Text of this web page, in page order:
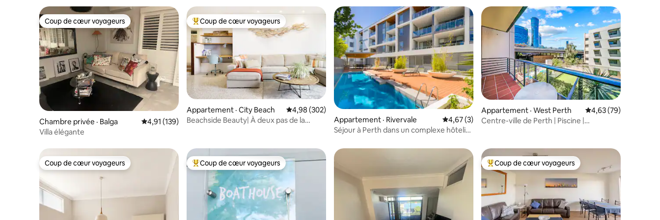
Coup de cœur voyageurs
Coup de cœur voyageurs
Chambre privée · Balga Note moyenne de 4,91 sur 5, 139 commentaires
4,91 (139)
Villa élégante
Coup de cœur voyageurs parmi les plus aimés
Coup de cœur voyageurs
Appartement · City Beach Note moyenne de 4,98 sur 5, 302 commentaires
4,98 (302)
Beachside Beauty| À deux pas de la
Appartement · Rivervale Note moyenne de 4,67 sur 5, 3 commentaires
4,67 (3)
Séjour à Perth dans un complexe hôtelier
Appartement · West Perth Note moyenne de
4,63 (79)
Centre-ville de Perth | Piscine |
Coup de cœur voyageurs
Coup de cœur voyageurs Coup de cœur voyageurs parmi les plus aimés
Coup de cœur voyageurs Coup de cœur voyageurs parmi les plus aimés
Coup de cœur voyageurs